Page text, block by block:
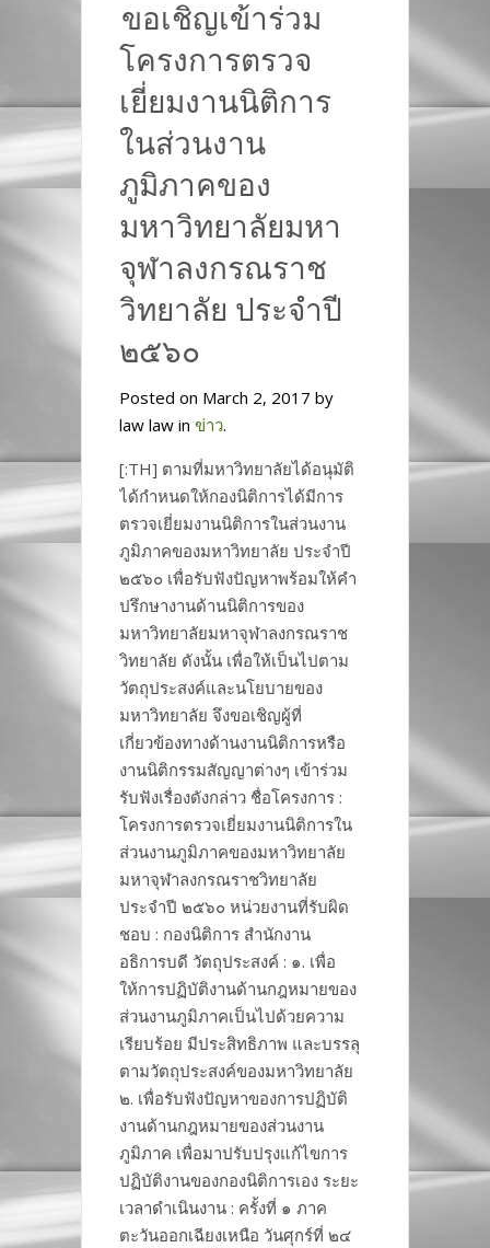
ขอเชิญเข้าร่วม
โครงการตรวจ
เยี่ยมงานนิติการ
ในส่วนงาน
ภูมิภาคของ
มหาวิทยาลัยมหา
จุฬาลงกรณราช
วิทยาลัย ประจำปี
๒๕๖๐
Posted on March 2, 2017 by
law law in ข่าว.
[:TH] ตามที่มหาวิทยาลัยได้อนุมัติ
ได้กำหนดให้กองนิติการได้มีการ
ตรวจเยี่ยมงานนิติการในส่วนงาน
ภูมิภาคของมหาวิทยาลัย ประจำปี
๒๕๖๐ เพื่อรับฟังปัญหาพร้อมให้คำ
ปรึกษางานด้านนิติการของ
มหาวิทยาลัยมหาจุฬาลงกรณราช
วิทยาลัย ดังนั้น เพื่อให้เป็นไปตาม
วัตถุประสงค์และนโยบายของ
มหาวิทยาลัย จึงขอเชิญผู้ที่
เกี่ยวข้องทางด้านงานนิติการหรือ
งานนิติกรรมสัญญาต่างๆ เข้าร่วม
รับฟังเรื่องดังกล่าว ชื่อโครงการ :
โครงการตรวจเยี่ยมงานนิติการใน
ส่วนงานภูมิภาคของมหาวิทยาลัย
มหาจุฬาลงกรณราชวิทยาลัย
ประจำปี ๒๕๖๐ หน่วยงานที่รับผิด
ชอบ : กองนิติการ สำนักงาน
อธิการบดี วัตถุประสงค์ : ๑. เพื่อ
ให้การปฏิบัติงานด้านกฎหมายของ
ส่วนงานภูมิภาคเป็นไปด้วยความ
เรียบร้อย มีประสิทธิภาพ และบรรลุ
ตามวัตถุประสงค์ของมหาวิทยาลัย
๒. เพื่อรับฟังปัญหาของการปฏิบัติ
งานด้านกฎหมายของส่วนงาน
ภูมิภาค เพื่อมาปรับปรุงแก้ไขการ
ปฏิบัติงานของกองนิติการเอง ระยะ
เวลาดำเนินงาน : ครั้งที่ ๑ ภาค
ตะวันออกเฉียงเหนือ วันศุกร์ที่ ๒๔